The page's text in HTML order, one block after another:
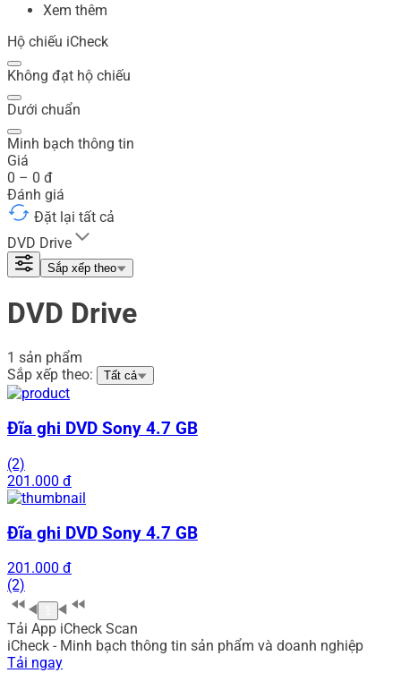
Xem thêm
Hộ chiếu iCheck
Không đạt hộ chiếu
Dưới chuẩn
Minh bạch thông tin
Giá
0 – 0 đ
Đánh giá
Đặt lại tất cả
DVD Drive
Sắp xếp theo
DVD Drive
1 sản phẩm
Sắp xếp theo:
Tất cả
Đĩa ghi DVD Sony 4.7 GB
(2)
201.000 đ
Đĩa ghi DVD Sony 4.7 GB
201.000 đ
(2)
Tải App iCheck Scan
iCheck - Minh bạch thông tin sản phẩm và doanh nghiệp
Tải ngay